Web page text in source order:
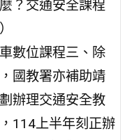
？交通安全課程
數位課程三、除
國教署亦補助靖
辦理交通安全教
114上半年刻正辦